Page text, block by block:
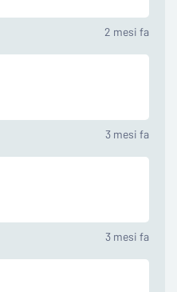
2 mesi fa
3 mesi fa
3 mesi fa